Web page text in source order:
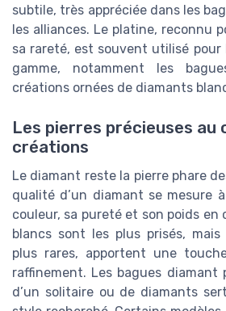
subtile, très appréciée dans les
les alliances. Le platine, reconnu
sa rareté, est souvent utilisé pour
gamme, notamment les
créations ornées de diamants
Les pierres précieuses au
créations
Le diamant reste la pierre phare
qualité d’un diamant se mesure
couleur, sa pureté et son poids en
blancs sont les plus prisés, mais
plus rares, apportent une
raffinement. Les bagues diamant
d’un solitaire ou de diamants